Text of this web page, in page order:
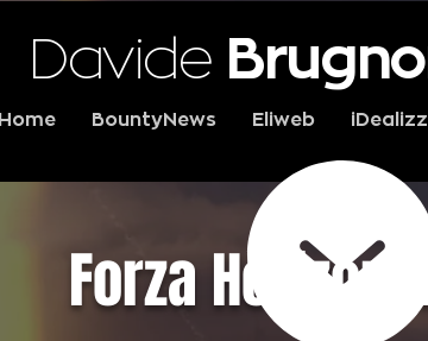
Davide
Home BountyNews Eliweb
Forza Horizon